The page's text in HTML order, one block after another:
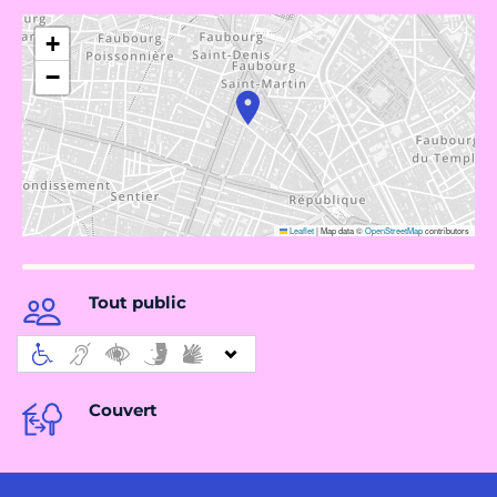
+
−
Leaflet|Map data ©OpenStreetMapcontributors
Tout public
Couvert